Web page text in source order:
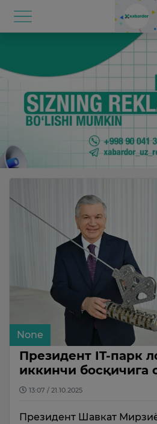
None
Президент IT-парк
иккинчи босқичига
13:07 / 21.10.2025
Президент Шавкат